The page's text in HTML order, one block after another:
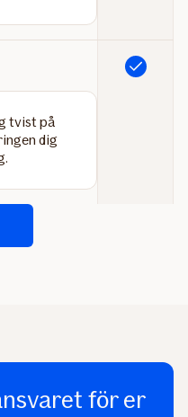
tvist på
dig
Ingår
för er